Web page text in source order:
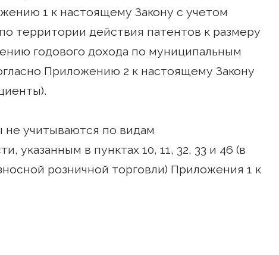
1 к настоящему Закону с учетом
территории действия патентов к размеру
годового дохода по муниципальным
Приложению 2 к настоящему Закону
не учитываются по видам
указанным в пунктах 10, 11, 32, 33 и 46 (в
розничной торговли) Приложения 1 к